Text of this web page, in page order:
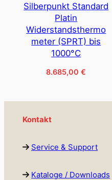
Silberpunkt Standard
Platin
Widerstandsthermo
meter (SPRT) bis
1000°C
8.685,00€
Kontakt
Service & Support
Kataloge / Downloads